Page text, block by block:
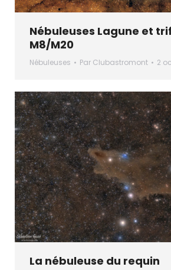
Nébuleuses Lagune et
M8/M20
Nébuleuses Par Clubastromont 2
La nébuleuse du requin